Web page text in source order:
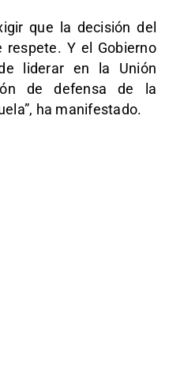
que la decisión del
respete. Y el Gobierno
liderar en la Unión
de defensa de la
ha manifestado.